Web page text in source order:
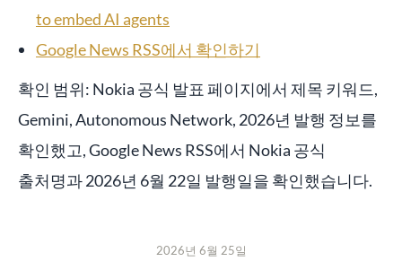
to embed AI agents
Google News RSS에서 확인하기
확인 범위: Nokia 공식 발표 페이지에서 제목 키워드,
Gemini, Autonomous Network, 2026년 발행 정보를
확인했고, Google News RSS에서 Nokia 공식
출처명과 2026년 6월 22일 발행일을 확인했습니다.
2026년 6월 25일